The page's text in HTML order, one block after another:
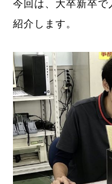
今回は、大卒新卒
紹介します。